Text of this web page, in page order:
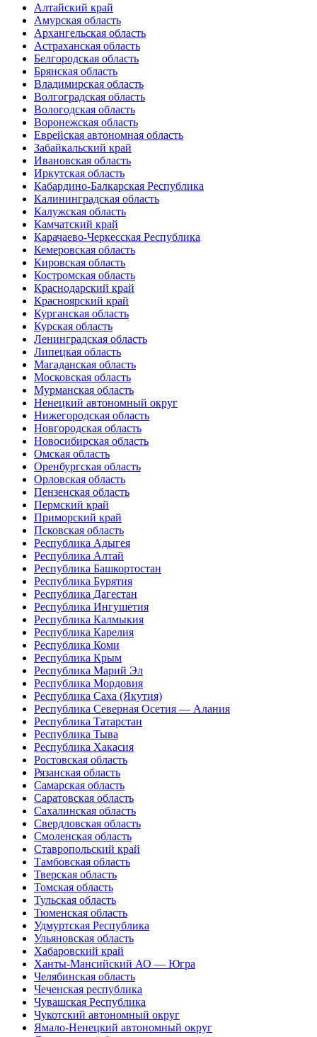
Алтайский край
Амурская область
Архангельская область
Астраханская область
Белгородская область
Брянская область
Владимирская область
Волгоградская область
Вологодская область
Воронежская область
Еврейская автономная область
Забайкальский край
Ивановская область
Иркутская область
Кабардино-Балкарская Республика
Калининградская область
Калужская область
Камчатский край
Карачаево-Черкесская Республика
Кемеровская область
Кировская область
Костромская область
Краснодарский край
Красноярский край
Курганская область
Курская область
Ленинградская область
Липецкая область
Магаданская область
Московская область
Мурманская область
Ненецкий автономный округ
Нижегородская область
Новгородская область
Новосибирская область
Омская область
Оренбургская область
Орловская область
Пензенская область
Пермский край
Приморский край
Псковская область
Республика Адыгея
Республика Алтай
Республика Башкортостан
Республика Бурятия
Республика Дагестан
Республика Ингушетия
Республика Калмыкия
Республика Карелия
Республика Коми
Республика Крым
Республика Марий Эл
Республика Мордовия
Республика Саха (Якутия)
Республика Северная Осетия — Алания
Республика Татарстан
Республика Тыва
Республика Хакасия
Ростовская область
Рязанская область
Самарская область
Саратовская область
Сахалинская область
Свердловская область
Смоленская область
Ставропольский край
Тамбовская область
Тверская область
Томская область
Тульская область
Тюменская область
Удмуртская Республика
Ульяновская область
Хабаровский край
Ханты-Мансийский АО — Югра
Челябинская область
Чеченская республика
Чувашская Республика
Чукотский автономный округ
Ямало-Ненецкий автономный округ